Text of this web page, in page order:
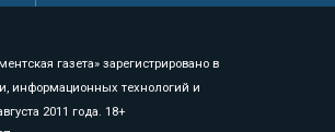
газета» зарегистрировано в
информационных технологий и
2011 года. 18+